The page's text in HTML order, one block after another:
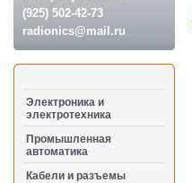
(925) 502-42-73
radionics@mail.ru
Электроника и
электротехника
Промышленная
автоматика
Кабели и разъемы